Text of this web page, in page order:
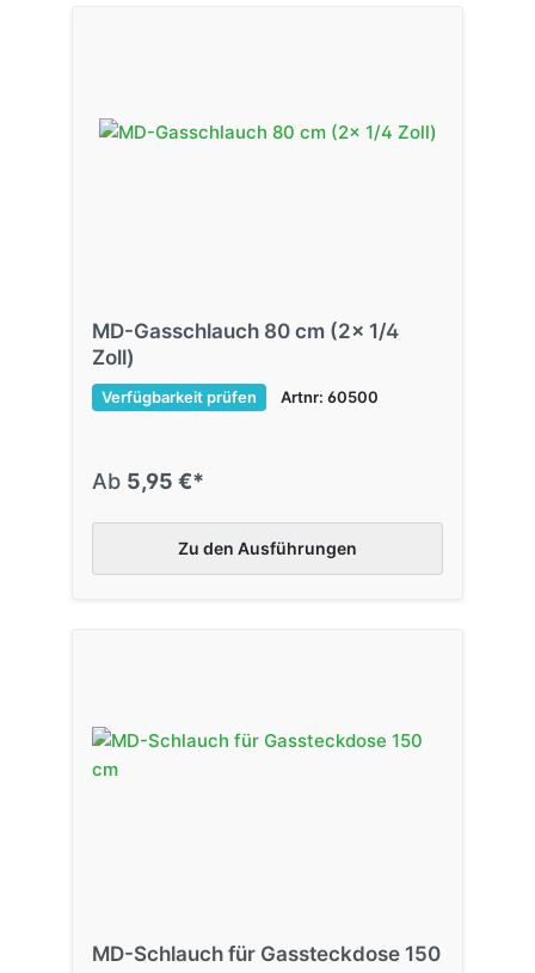
MD-Gasschlauch 80 cm (2x 1/4
Zoll)
Verfügbarkeit prüfen Artnr: 60500
Ab 5,95 €*
Zu den Ausführungen
MD-Schlauch für Gassteckdose 150